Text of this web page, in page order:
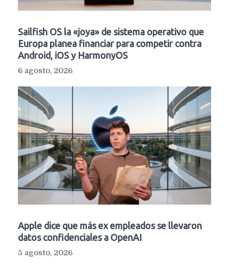
Sailfish OS la «joya» de sistema operativo que
Europa planea financiar para competir contra
Android, iOS y HarmonyOS
6 agosto, 2026
Apple dice que más ex empleados se llevaron
datos confidenciales a OpenAI
5 agosto, 2026